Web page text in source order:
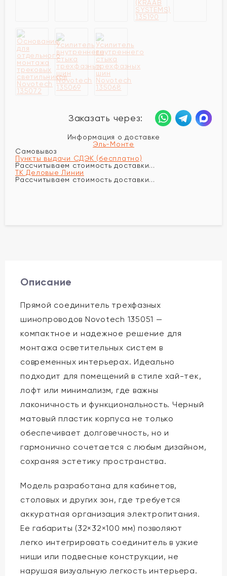
Заказать через:
Информация о доставке
Эль-Монте
Самовывоз
Пункты выдачи СДЭК (бесплатно)
Рассчитываем стоимость доставки...
ТК Деловые Линии
Рассчитываем стоимость доставки...
Описание
Прямой соединитель трехфазных
шинопроводов Novotech 135051 —
компактное и надежное решение для
монтажа осветительных систем в
современных интерьерах. Идеально
подходит для помещений в стиле хай-тек,
лофт или минимализм, где важны
лаконичность и функциональность. Черный
матовый пластик корпуса не только
обеспечивает долговечность, но и
гармонично сочетается с любым дизайном,
сохраняя эстетику пространства.
Модель разработана для кабинетов,
столовых и других зон, где требуется
аккуратная организация электропитания.
Ее габариты (32×32×100 мм) позволяют
легко интегрировать соединитель в узкие
ниши или подвесные конструкции, не
нарушая визуальную легкость интерьера.